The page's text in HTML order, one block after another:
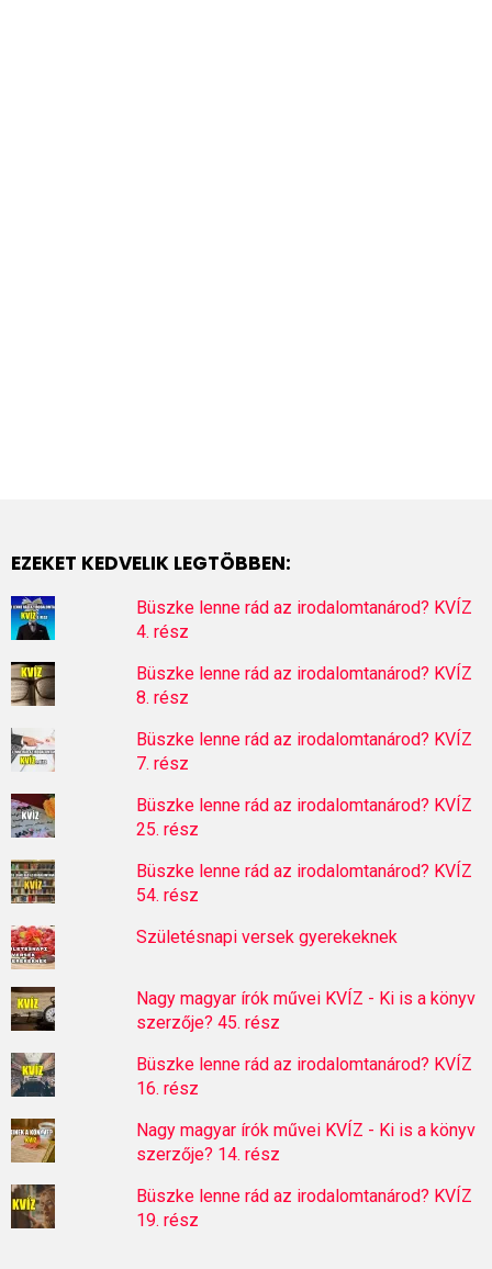
EZEKET KEDVELIK LEGTÖBBEN:
Büszke lenne rád az irodalomtanárod? KVÍZ
4. rész
Büszke lenne rád az irodalomtanárod? KVÍZ
8. rész
Büszke lenne rád az irodalomtanárod? KVÍZ
7. rész
Büszke lenne rád az irodalomtanárod? KVÍZ
25. rész
Büszke lenne rád az irodalomtanárod? KVÍZ
54. rész
Születésnapi versek gyerekeknek
Nagy magyar írók művei KVÍZ - Ki is a könyv
szerzője? 45. rész
Büszke lenne rád az irodalomtanárod? KVÍZ
16. rész
Nagy magyar írók művei KVÍZ - Ki is a könyv
szerzője? 14. rész
Büszke lenne rád az irodalomtanárod? KVÍZ
19. rész